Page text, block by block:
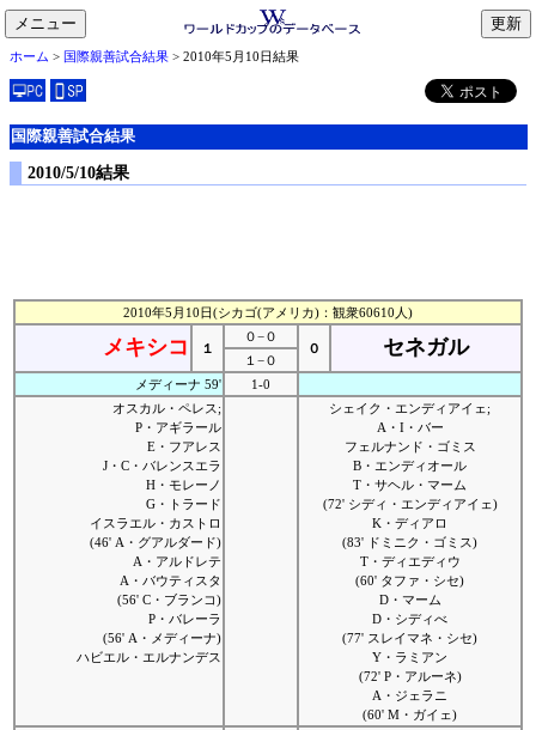
メニュー
toggle
navigation
ホーム > 国際親善試合結果 > 2010年5月10日結果
国際親善試合結果
2010/5/10結果
2010年5月10日(シカゴ(アメリカ)：観衆60610人)
メキシコ １
０−０
０
セネガル
１−０
メディーナ 59'
1-0
オスカル・ペレス;
P・アギラール
E・フアレス
J・C・バレンスエラ
H・モレーノ
G・トラード
イスラエル・カストロ
(46' A・グアルダード)
A・アルドレテ
A・バウティスタ
(56' C・ブランコ)
P・バレーラ
(56' A・メディーナ)
ハビエル・エルナンデス
シェイク・エンディアイェ;
A・I・バー
フェルナンド・ゴミス
B・エンディオール
T・サヘル・マーム
(72' シディ・エンディアイェ)
K・ディアロ
(83' ドミニク・ゴミス)
T・ディエディウ
(60' タファ・シセ)
D・マーム
D・シディべ
(77' スレイマネ・シセ)
Y・ラミアン
(72' P・アルーネ)
A・ジェラニ
(60' M・ガイェ)